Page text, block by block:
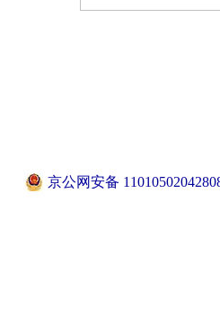
京公网安备